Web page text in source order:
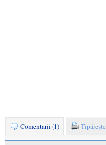
Comentarii (1) Tipăreşte